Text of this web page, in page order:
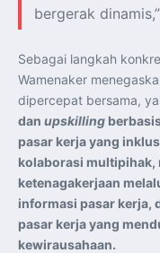
bergerak
Sebagai langkah
Wamenaker
dipercepat bersama,
dan upskilling
pasar kerja yang
kolaborasi multipihak,
ketenagakerjaan
informasi pasar kerja,
pasar kerja yang
kewirausahaan.